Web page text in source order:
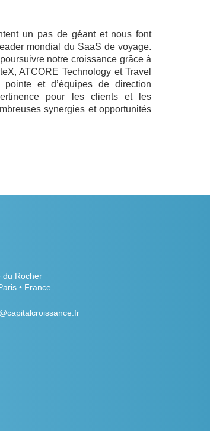
un pas de géant et nous font
mondial du SaaS de voyage.
notre croissance grâce à
ATCORE Technology et Travel
pointe et d’équipes de direction
pour les clients et les
synergies et opportunités
du Rocher
• France